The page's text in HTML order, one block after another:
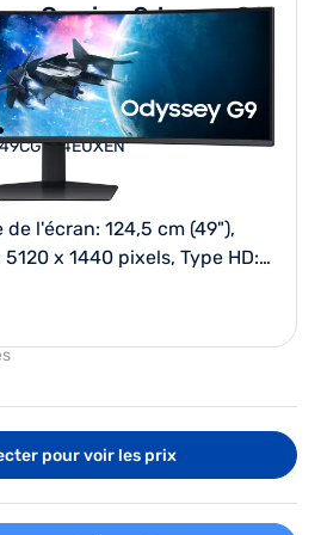
Gaming Odyssey G9
VA Incurvé
m² DP 2xHDMI 2xUSB
inclinable orientable
de l'écran: 124,5 cm (49"),
x 1440 pixels, Type HD:
d'affichage: LED, Temps de
d'image: 32:9, Angle de vision
de vision vertical: 178°.
Version du concentrateur
1). Montage VESA, Réglage de
produit: Noir
pour voir les prix